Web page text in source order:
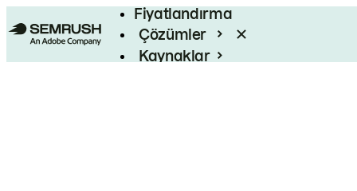
Fiyatlandırma
Çözümler
Kaynaklar